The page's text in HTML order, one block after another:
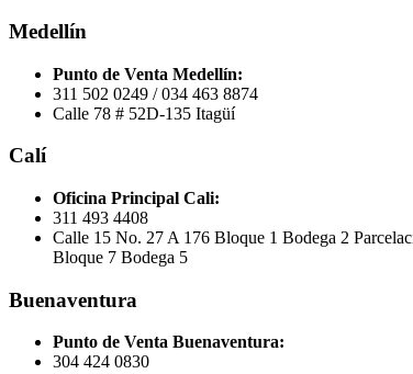
Medellín
Punto de Venta Medellín:
311 502 0249 / 034 463 8874
Calle 78 # 52D-135 Itagüí
Calí
Oficina Principal Cali:
311 493 4408
Calle 15 No. 27 A 176 Bloque 1 Bodega 2
Bloque 7 Bodega 5
Buenaventura
Punto de Venta Buenaventura:
304 424 0830